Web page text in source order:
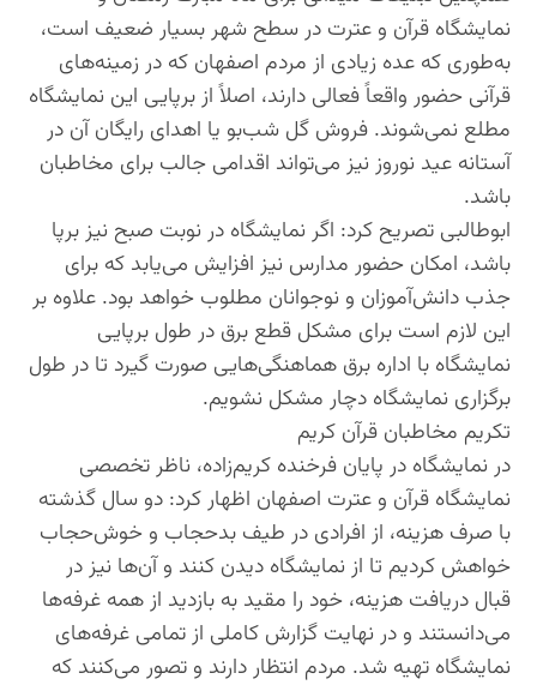
نمایشگاه قرآن و عترت در سطح شهر بسیار ضعیف است،
به‌طوری که عده زیادی از مردم اصفهان که در زمینه‎‌های
قرآنی حضور واقعاً فعالی دارند، اصلاً از برپایی این نمایشگاه
مطلع نمی‌شوند. فروش گل شب‌بو یا اهدای رایگان آن در
آستانه عید نوروز نیز می‌تواند اقدامی جالب برای مخاطبان
باشد.
ابوطالبی تصریح کرد: اگر نمایشگاه در نوبت صبح نیز برپا
باشد، امکان حضور مدارس نیز افزایش می‌یابد که برای
جذب دانش‌آموزان و نوجوانان مطلوب خواهد بود. علاوه بر
این لازم است برای مشکل قطع برق در طول برپایی
نمایشگاه با اداره برق هماهنگی‌هایی صورت گیرد تا در طول
برگزاری نمایشگاه دچار مشکل نشویم.
تکریم مخاطبان قرآن کریم
در نمایشگاه در پایان فرخنده کریم‌زاده، ناظر تخصصی
نمایشگاه قرآن و عترت اصفهان اظهار کرد: دو سال گذشته
با صرف هزینه، از افرادی در طیف بدحجاب و خوش‌حجاب
خواهش کردیم تا از نمایشگاه دیدن کنند و آن‌ها نیز در
قبال دریافت هزینه، خود را مقید به بازدید از همه غرفه‌ها
می‌دانستند و در نهایت گزارش کاملی از تمامی غرفه‌های
نمایشگاه تهیه شد. مردم انتظار دارند و تصور می‌کنند که